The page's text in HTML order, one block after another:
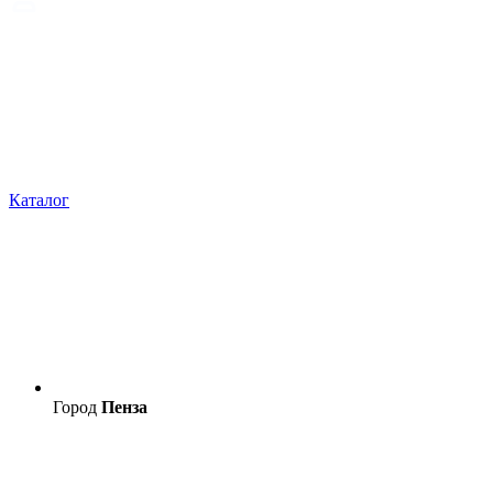
Каталог
Город Пенза